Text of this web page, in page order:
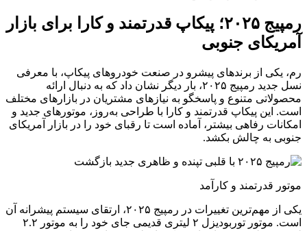
رمپیج ۲۰۲۵؛ پیکاپ قدرتمند و کارا برای بازار
آمریکای جنوبی
رم، یکی از برندهای پیشرو در صنعت خودروهای پیکاپ، با معرفی
نسل جدید رمپیج ۲۰۲۵، بار دیگر نشان داد که به دنبال ارائه
محصولاتی متنوع و پاسخگو به نیازهای مشتریان در بازارهای مختلف
است. این پیکاپ قدرتمند و کارا با طراحی به‌روز، موتورهای جدید و
امکانات رفاهی بیشتر، آماده است تا رقبای خود را در بازار آمریکای
جنوبی به چالش بکشد.
موتور قدرتمند و کارآمد
یکی از مهم‌ترین تغییرات در رمپیج ۲۰۲۵، ارتقای سیستم پیشرانه آن
است. موتور توربودیزل ۲ لیتری قدیمی جای خود را به موتور ۲.۲